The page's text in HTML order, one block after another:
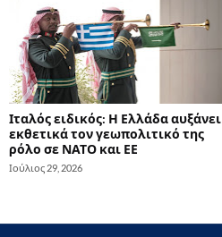
Ιταλός ειδικός: Η Ελλάδα αυξάνει
εκθετικά τον γεωπολιτικό της
ρόλο σε ΝΑΤΟ και ΕΕ
Ιούλιος 29, 2026